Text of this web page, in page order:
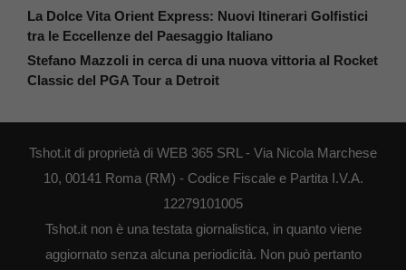
La Dolce Vita Orient Express: Nuovi Itinerari Golfistici
tra le Eccellenze del Paesaggio Italiano
Stefano Mazzoli in cerca di una nuova vittoria al Rocket
Classic del PGA Tour a Detroit
Tshot.it di proprietà di WEB 365 SRL - Via Nicola Marchese
10, 00141 Roma (RM) - Codice Fiscale e Partita I.V.A.
12279101005
Tshot.it non è una testata giornalistica, in quanto viene
aggiornato senza alcuna periodicità. Non può pertanto